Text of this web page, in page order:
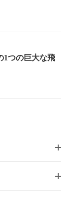
1つの巨大な飛